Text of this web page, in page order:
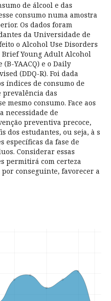
de álcool e das
consumo numa amostra
Os dados foram
da Universidade de
o Alcohol Use Disorders
Young Adult Alcohol
YAACQ) e o Daily
(DDQ-R). Foi dada
índices de consumo de
prevalência das
mesmo consumo. Face aos
necessidade de
preventiva precoce,
dos estudantes, ou seja, à s
específicas da fase de
Considerar essas
permitirá com certeza
conseguinte, favorecer a